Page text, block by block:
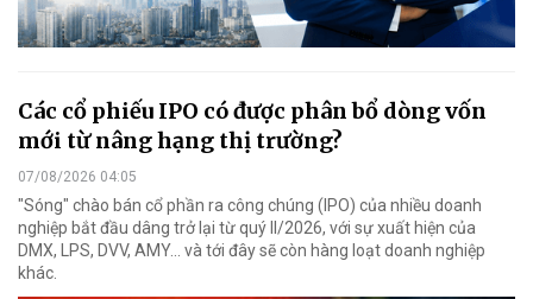
Các cổ phiếu IPO có được phân bổ dòng vốn
mới từ nâng hạng thị trường?
07/08/2026 04:05
"Sóng" chào bán cổ phần ra công chúng (IPO) của nhiều doanh
nghiệp bắt đầu dâng trở lại từ quý II/2026, với sự xuất hiện của
DMX, LPS, DVV, AMY... và tới đây sẽ còn hàng loạt doanh nghiệp
khác.